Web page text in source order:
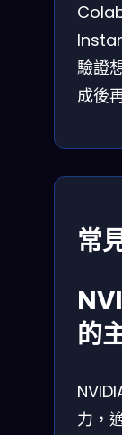
驗證
成後
常
的
力，